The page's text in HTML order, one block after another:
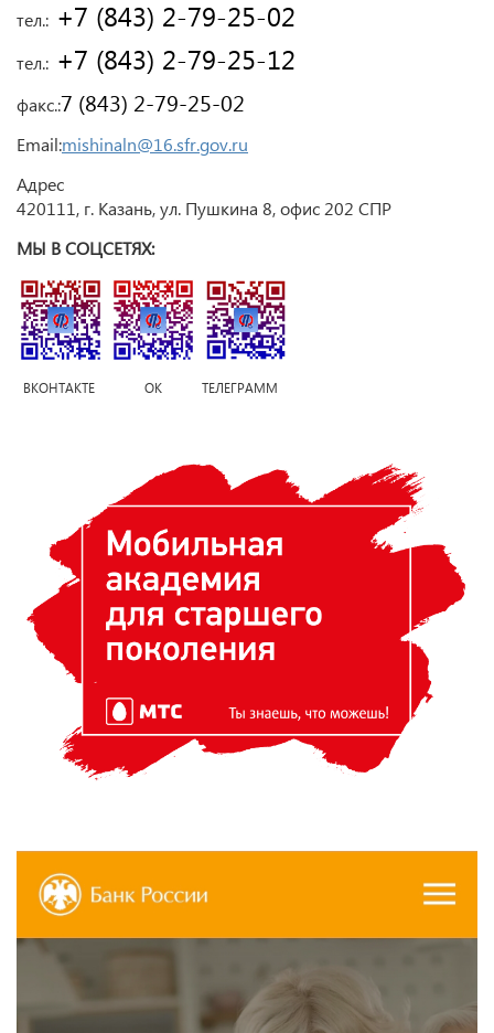
тел.: +7 (843) 2-79-25-02
тел.: +7 (843) 2-79-25-12
факс.:7 (843) 2-79-25-02
Email:mishinaln@16.sfr.gov.ru
Адрес
420111, г. Казань, ул. Пушкина 8, офис 202 СПР
МЫ В СОЦСЕТЯХ:
ВКОНТАКТЕ ОК ТЕЛЕГРАММ